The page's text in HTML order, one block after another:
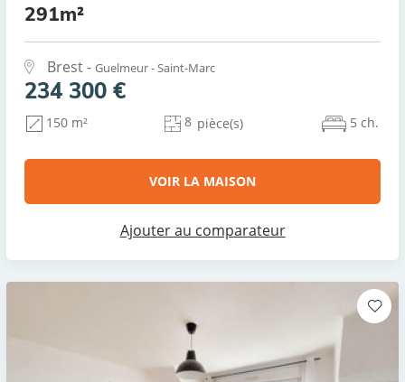
291m²
Brest - Guelmeur - Saint-Marc
234 300 €
150 m² 8 pièce(s) 5 ch.
VOIR LA MAISON
Ajouter au comparateur